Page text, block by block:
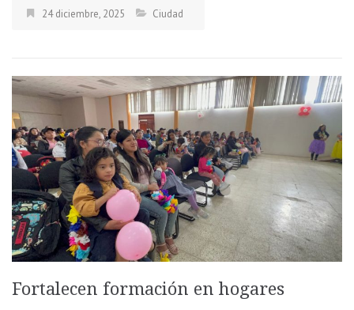
24 diciembre, 2025 Ciudad
Fortalecen formación en hogares